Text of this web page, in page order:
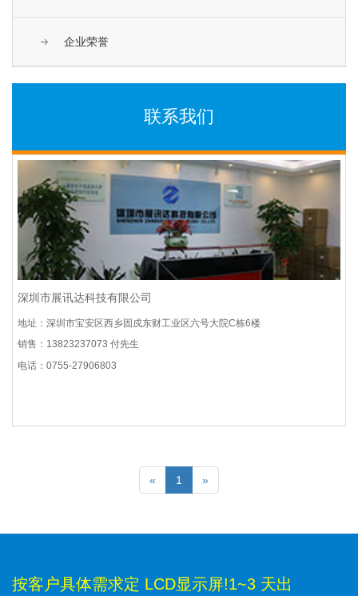
企业荣誉
联系我们
深圳市展讯达科技有限公司
地址：深圳市宝安区西乡固戍东财工业区六号大院C栋6楼
销售：13823237073 付先生
电话：0755-27906803
« 1 »
按客户具体需求定 LCD显示屏!1~3 天出